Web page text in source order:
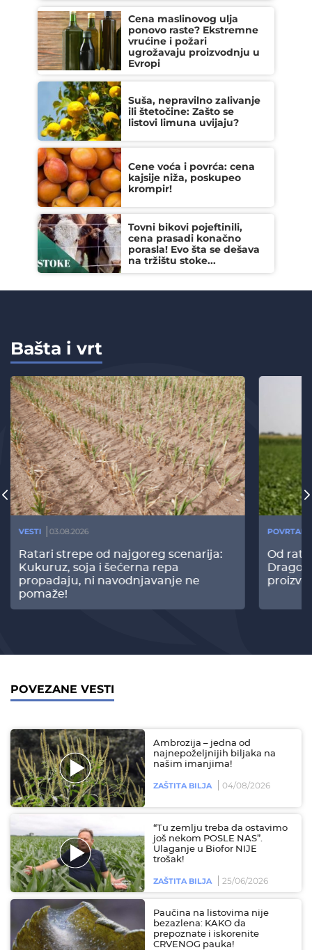
Cena maslinovog ulja
ponovo raste? Ekstremne
vrućine i požari
ugrožavaju proizvodnju u
Evropi
Suša, nepravilno zalivanje
ili štetočine: Zašto se
listovi limuna uvijaju?
Cene voća i povrća: cena
kajsije niža, poskupeo
krompir!
Tovni bikovi pojeftinili,
cena prasadi konačno
porasla! Evo šta se dešava
na tržištu stoke...
Bašta i vrt
VESTI 03.08.2026
Ratari strepe od najgoreg scenarija:
Kukuruz, soja i šećerna repa
propadaju, ni navodnjavanje ne
pomaže!
Od
POVEZANE VESTI
Ambrozija – jedna od
najnepoželjnijih biljaka na
našim imanjima!
ZAŠTITA BILJA 04/08/2026
“Tu zemlju treba da ostavimo
još nekom POSLE NAS”.
Ulaganje u Biofor NIJE
trošak!
ZAŠTITA BILJA 25/06/2026
Paučina na listovima nije
bezazlena: KAKO da
prepoznate i iskorenite
CRVENOG pauka!